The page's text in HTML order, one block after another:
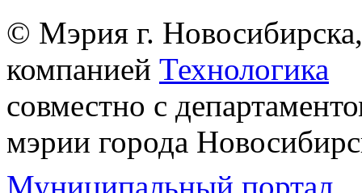
© Мэрия г.
компанией Технологика
совместно с
мэрии города